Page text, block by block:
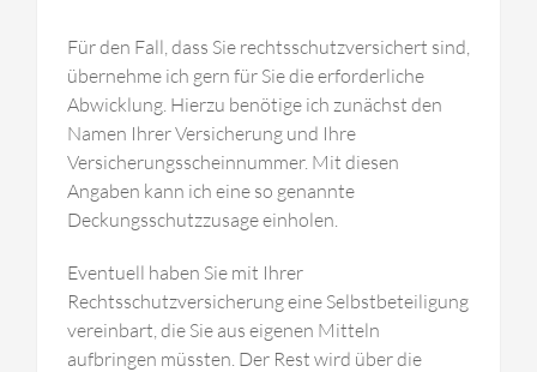
Für den Fall, dass Sie rechtsschutzversichert sind,
übernehme ich gern für Sie die erforderliche
Abwicklung. Hierzu benötige ich zunächst den
Namen Ihrer Versicherung und Ihre
Versicherungsscheinnummer. Mit diesen
Angaben kann ich eine so genannte
Deckungsschutzzusage einholen.
Eventuell haben Sie mit Ihrer
Rechtsschutzversicherung eine Selbstbeteiligung
vereinbart, die Sie aus eigenen Mitteln
aufbringen müssten. Der Rest wird über die